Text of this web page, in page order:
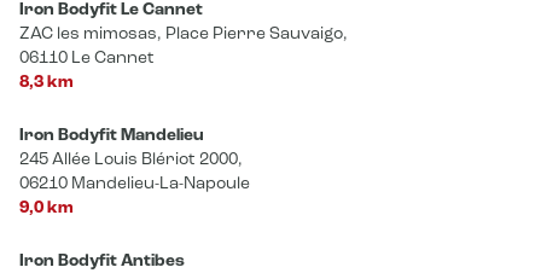
Iron Bodyfit Le Cannet
ZAC les mimosas, Place Pierre Sauvaigo,
06110 Le Cannet
8,3 km
Iron Bodyfit Mandelieu
245 Allée Louis Blériot 2000,
06210 Mandelieu-La-Napoule
9,0 km
Iron Bodyfit Antibes